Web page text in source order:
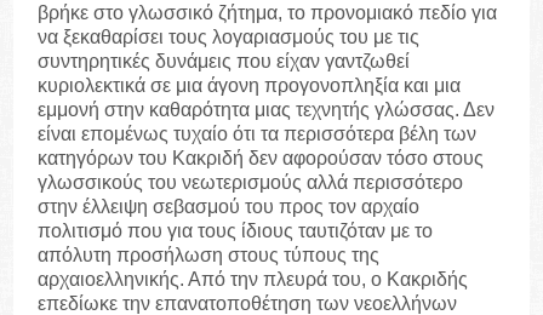
βρήκε στο γλωσσικό ζήτημα, το προνομιακό πεδίο για
να ξεκαθαρίσει τους λογαριασμούς του με τις
συντηρητικές δυνάμεις που είχαν γαντζωθεί
κυριολεκτικά σε μια άγονη προγονοπληξία και μια
εμμονή στην καθαρότητα μιας τεχνητής γλώσσας. Δεν
είναι επομένως τυχαίο ότι τα περισσότερα βέλη των
κατηγόρων του Κακριδή δεν αφορούσαν τόσο στους
γλωσσικούς του νεωτερισμούς αλλά περισσότερο
στην έλλειψη σεβασμού του προς τον αρχαίο
πολιτισμό που για τους ίδιους ταυτιζόταν με το
απόλυτη προσήλωση στους τύπους της
αρχαιοελληνικής. Από την πλευρά του, ο Κακριδής
επεδίωκε την επανατοποθέτηση των νεοελλήνων